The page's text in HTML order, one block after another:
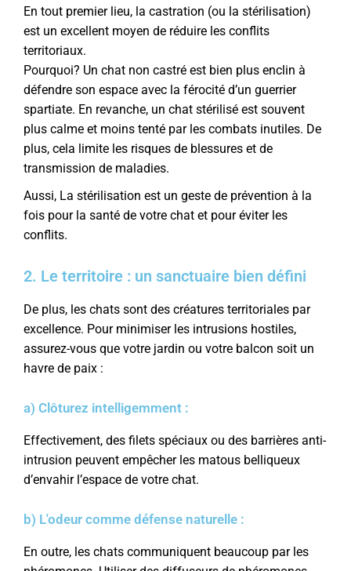
En tout premier lieu, la castration (ou la stérilisation)
est un excellent moyen de réduire les conflits
territoriaux.
Pourquoi? Un chat non castré est bien plus enclin à
défendre son espace avec la férocité d’un guerrier
spartiate. En revanche, un chat stérilisé est souvent
plus calme et moins tenté par les combats inutiles. De
plus, cela limite les risques de blessures et de
transmission de maladies.
Aussi, La stérilisation est un geste de prévention à la
fois pour la santé de votre chat et pour éviter les
conflits.
2. Le territoire : un sanctuaire bien défini
De plus, les chats sont des créatures territoriales par
excellence. Pour minimiser les intrusions hostiles,
assurez-vous que votre jardin ou votre balcon soit un
havre de paix :
a) Clôturez intelligemment :
Effectivement, des filets spéciaux ou des barrières anti-
intrusion peuvent empêcher les matous belliqueux
d’envahir l’espace de votre chat.
b) L'odeur comme défense naturelle :
En outre, les chats communiquent beaucoup par les